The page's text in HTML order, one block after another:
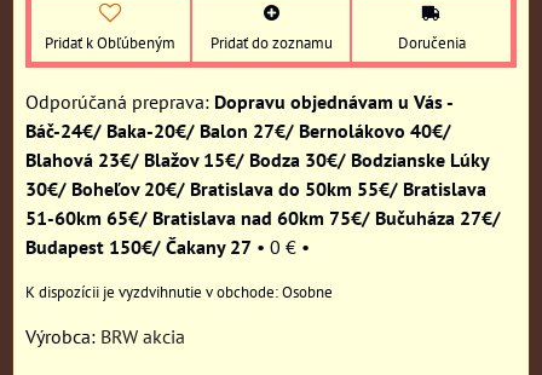
Pridať k Obľúbeným Pridať do zoznamu Doručenia
Dopravu objednávam u Vás -
Báč-24€/ Baka-20€/ Balon 27€/ Bernolákovo 40€/
Blahová 23€/ Blažov 15€/ Bodza 30€/ Bodzianske Lúky
30€/ Boheľov 20€/ Bratislava do 50km 55€/ Bratislava
51-60km 65€/ Bratislava nad 60km 75€/ Bučuháza 27€/
Budapest 150€/ Čakany 27 • 0 € •
Osobne
Výrobca: BRW akcia